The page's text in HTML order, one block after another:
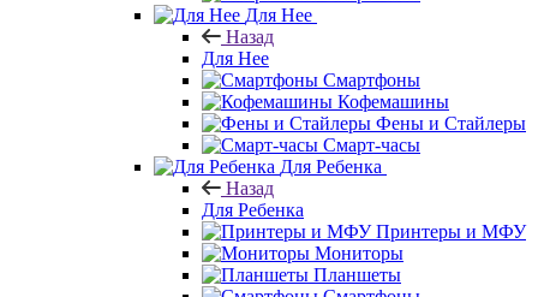
Для Нее
Назад
Для Нее
Смартфоны
Кофемашины
Фены и Стайлеры
Смарт-часы
Для Ребенка
Назад
Для Ребенка
Принтеры и МФУ
Мониторы
Планшеты